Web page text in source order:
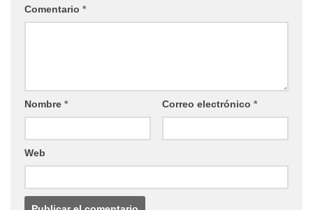
Comentario *
Nombre * Correo electrónico *
Web